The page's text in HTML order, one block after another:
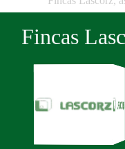
Fincas